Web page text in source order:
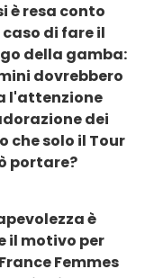
è resa conto
di fare il
della gamba:
dovrebbero
l'attenzione
dei
che solo il Tour
portare?
è
il motivo per
Femmes